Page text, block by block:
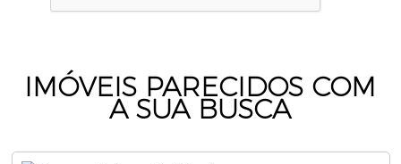
IMÓVEIS PARECIDOS COM
A SUA BUSCA